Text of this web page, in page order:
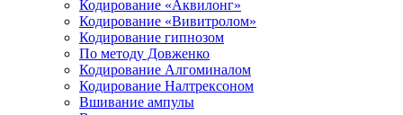
Кодирование «Аквилонг»
Кодирование «Вивитролом»
Кодирование гипнозом
По методу Довженко
Кодирование Алгоминалом
Кодирование Налтрексоном
Вшивание ампулы